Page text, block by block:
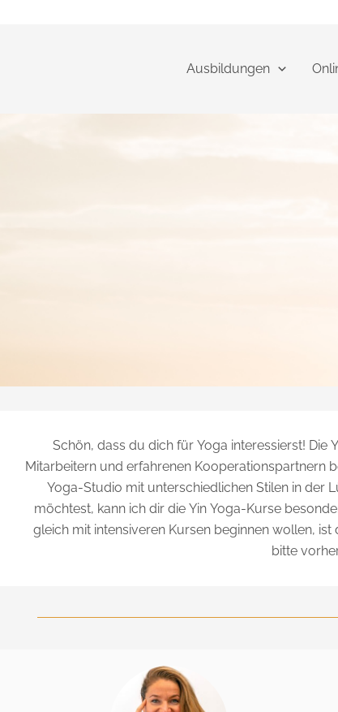
Ausbildungen
Schön, dass du dich für Yoga interessierst!
Mitarbeitern und erfahrenen Kooperationspartnern
Yoga-Studio mit unterschiedlichen Stilen in der
möchtest, kann ich dir die Yin Yoga-Kurse
gleich mit intensiveren Kursen beginnen wollen,
bitte